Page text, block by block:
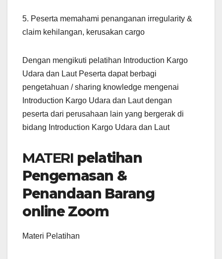
5. Peserta memahami penanganan irregularity &
claim kehilangan, kerusakan cargo
Dengan mengikuti pelatihan Introduction Kargo
Udara dan Laut Peserta dapat berbagi
pengetahuan / sharing knowledge mengenai
Introduction Kargo Udara dan Laut dengan
peserta dari perusahaan lain yang bergerak di
bidang Introduction Kargo Udara dan Laut
MATERI pelatihan
Pengemasan &
Penandaan Barang
online Zoom
Materi Pelatihan